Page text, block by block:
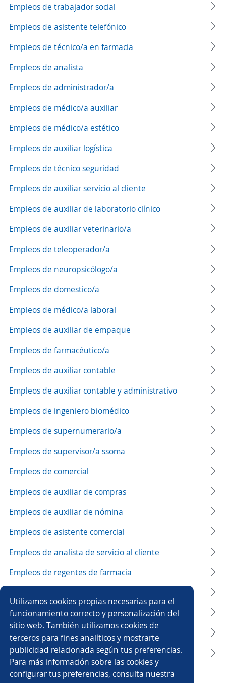
Utilizamos cookies propias necesarias para el
funcionamiento correcto y personalización del
sitio web. También utilizamos cookies de
terceros para fines analíticos y mostrarte
publicidad relacionada según tus preferencias.
Para más información sobre las cookies y
configurar tus preferencias, consulta nuestra
Empleos de trabajador social
Empleos de asistente telefónico
Empleos de técnico/a en farmacia
Empleos de analista
Empleos de administrador/a
Empleos de médico/a auxiliar
Empleos de médico/a estético
Empleos de auxiliar logística
Empleos de técnico seguridad
Empleos de auxiliar servicio al cliente
Empleos de auxiliar de laboratorio clínico
Empleos de auxiliar veterinario/a
Empleos de teleoperador/a
Empleos de neuropsicólogo/a
Empleos de domestico/a
Empleos de médico/a laboral
Empleos de auxiliar de empaque
Empleos de farmacéutico/a
Empleos de auxiliar contable
Empleos de auxiliar contable y administrativo
Empleos de ingeniero biomédico
Empleos de supernumerario/a
Empleos de supervisor/a ssoma
Empleos de comercial
Empleos de auxiliar de compras
Empleos de auxiliar de nómina
Empleos de asistente comercial
Empleos de analista de servicio al cliente
Empleos de regentes de farmacia
Empleos de ambiental
Empleos de ortodoncista
Empleos de coordinación